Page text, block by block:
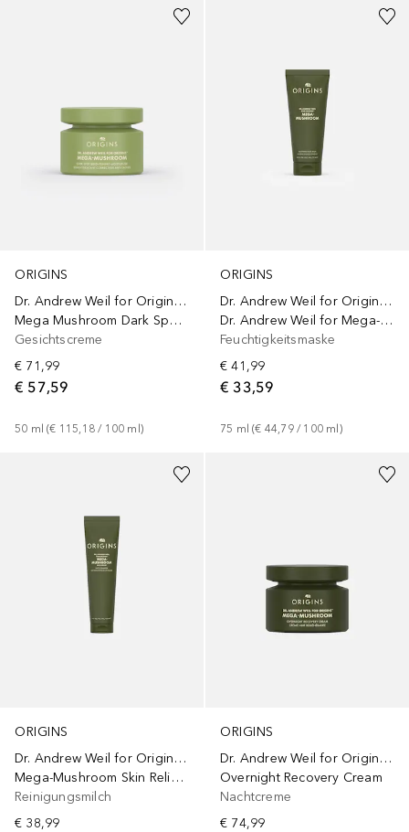
ORIGINS
Dr. Andrew Weil for Origins™
Mega Mushroom Dark Spot Corrector Moisturizer
Gesichtscreme
€ 71,99
€ 57,59
50 ml (€ 115,18 / 100 ml)
ORIGINS
Dr. Andrew Weil for Origins™
Dr. Andrew Weil for Mega-Mushroom Soothing Face Mask
Feuchtigkeitsmaske
€ 41,99
€ 33,59
75 ml (€ 44,79 / 100 ml)
ORIGINS
Dr. Andrew Weil for Origins™
Mega-Mushroom Skin Relief Face Cleanser
Reinigungsmilch
€ 38,99
ORIGINS
Dr. Andrew Weil for Origins™
Overnight Recovery Cream
Nachtcreme
€ 74,99